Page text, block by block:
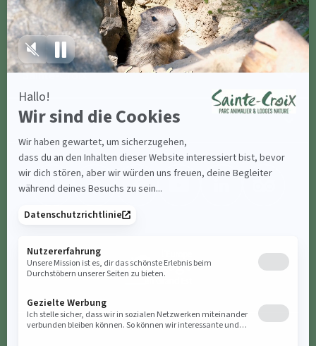
Ressourcen
Sainte-Croix
Kontaktiere uns